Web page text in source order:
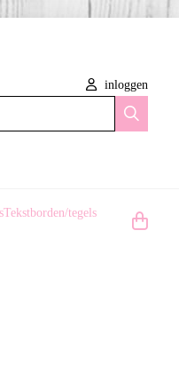
inloggen
Tekstborden/tegels